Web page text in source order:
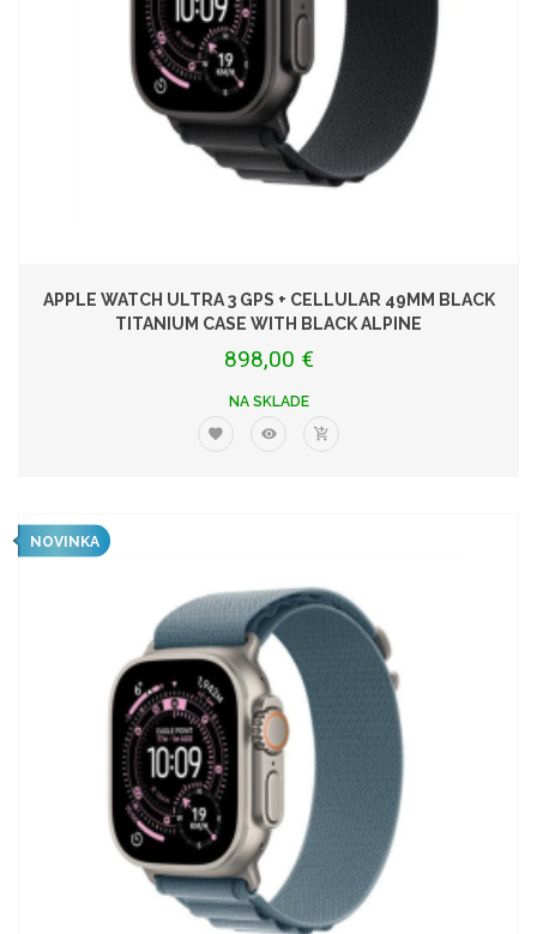
APPLE WATCH ULTRA 3 GPS + CELLULAR 49MM BLACK
TITANIUM CASE WITH BLACK ALPINE
898,00 €
NA SKLADE
NOVINKA